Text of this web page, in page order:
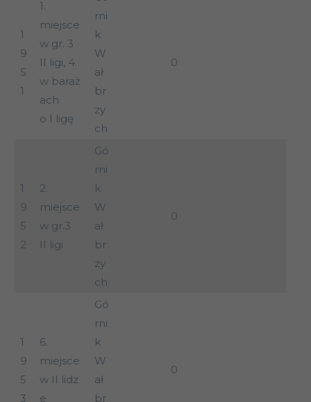
1
9
5
1
1.
miejsce
w gr. 3
II ligi, 4.
w baraż
ach
o I ligę
rni
k
W
ał
br
zy
ch
0
1
9
5
2
2.
miejsce
w gr.3
II ligi
Gó
rni
k
W
ał
br
zy
ch
0
1
9
5
3
6.
miejsce
w II lidz
e
Gó
rni
k
W
ał
br
0